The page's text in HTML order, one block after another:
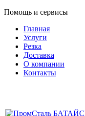
Помощь и сервисы
Главная
Услуги
Резка
Доставка
О компании
Контакты